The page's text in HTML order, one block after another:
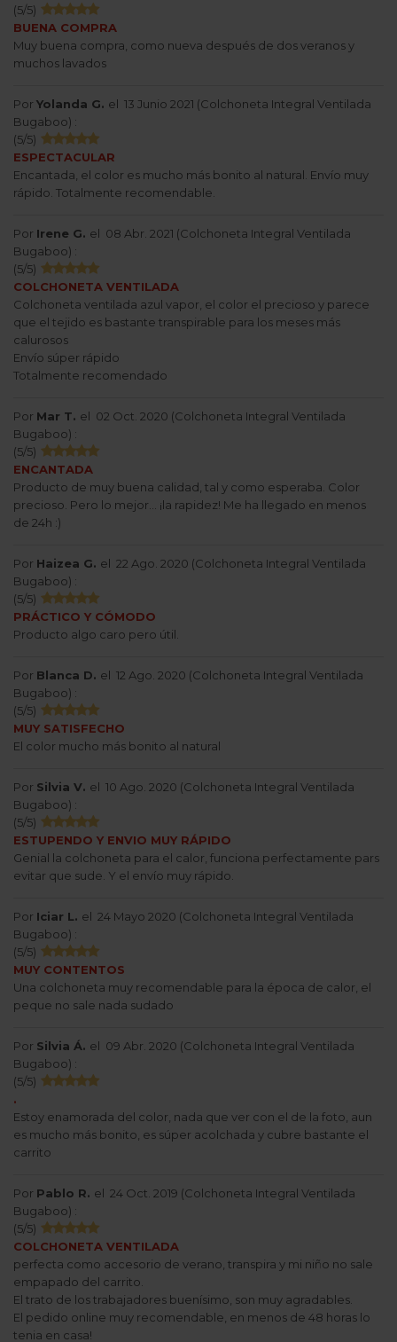
(5/5)
BUENA COMPRA
Muy buena compra, como nueva después de dos veranos y
muchos lavados
Por Yolanda G. el 13 Junio 2021 (Colchoneta Integral Ventilada
Bugaboo) :
(5/5)
ESPECTACULAR
Encantada, el color es mucho más bonito al natural. Envío muy
rápido. Totalmente recomendable.
Por Irene G. el 08 Abr. 2021 (Colchoneta Integral Ventilada
Bugaboo) :
(5/5)
COLCHONETA VENTILADA
Colchoneta ventilada azul vapor, el color el precioso y parece
que el tejido es bastante transpirable para los meses más
calurosos
Envío súper rápido
Totalmente recomendado
Por Mar T. el 02 Oct. 2020 (Colchoneta Integral Ventilada
Bugaboo) :
(5/5)
ENCANTADA
Producto de muy buena calidad, tal y como esperaba. Color
precioso. Pero lo mejor... ¡la rapidez! Me ha llegado en menos
de 24h :)
Por Haizea G. el 22 Ago. 2020 (Colchoneta Integral Ventilada
Bugaboo) :
(5/5)
PRÁCTICO Y CÓMODO
Producto algo caro pero útil.
Por Blanca D. el 12 Ago. 2020 (Colchoneta Integral Ventilada
Bugaboo) :
(5/5)
MUY SATISFECHO
El color mucho más bonito al natural
Por Silvia V. el 10 Ago. 2020 (Colchoneta Integral Ventilada
Bugaboo) :
(5/5)
ESTUPENDO Y ENVIO MUY RÁPIDO
Genial la colchoneta para el calor, funciona perfectamente pars
evitar que sude. Y el envío muy rápido.
Por Iciar L. el 24 Mayo 2020 (Colchoneta Integral Ventilada
Bugaboo) :
(5/5)
MUY CONTENTOS
Una colchoneta muy recomendable para la época de calor, el
peque no sale nada sudado
Por Silvia Á. el 09 Abr. 2020 (Colchoneta Integral Ventilada
Bugaboo) :
(5/5)
.
Estoy enamorada del color, nada que ver con el de la foto, aun
es mucho más bonito, es súper acolchada y cubre bastante el
carrito
Por Pablo R. el 24 Oct. 2019 (Colchoneta Integral Ventilada
Bugaboo) :
(5/5)
COLCHONETA VENTILADA
perfecta como accesorio de verano, transpira y mi niño no sale
empapado del carrito.
El trato de los trabajadores buenísimo, son muy agradables.
El pedido online muy recomendable, en menos de 48 horas lo
tenia en casa!